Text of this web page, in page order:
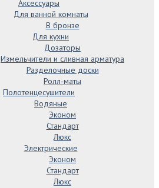
Аксессуары
Для ванной комнаты
В бронзе
Для кухни
Дозаторы
Измельчители и сливная арматура
Разделочные доски
Ролл-маты
Полотенцесушители
Водяные
Эконом
Стандарт
Люкс
Электрические
Эконом
Стандарт
Люкс